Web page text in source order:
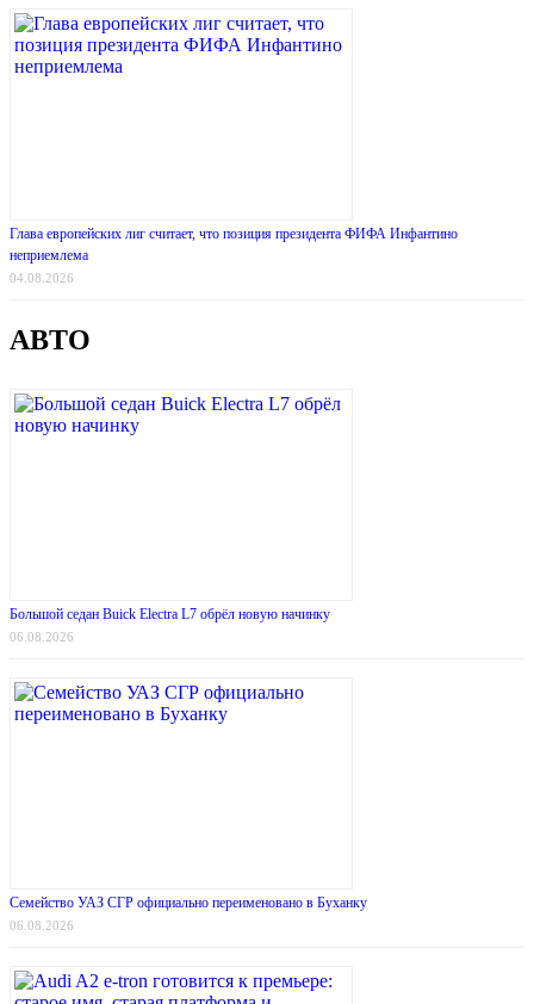
Глава европейских лиг считает, что позиция президента ФИФА Инфантино
неприемлема
04.08.2026
АВТО
Большой седан Buick Electra L7 обрёл новую начинку
06.08.2026
Семейство УАЗ СГР официально переименовано в Буханку
06.08.2026